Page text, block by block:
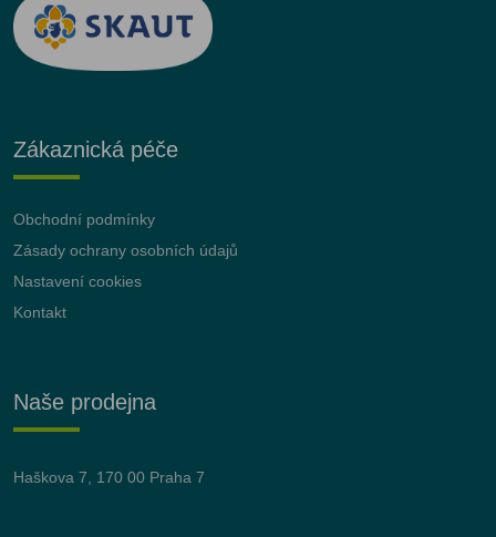
Zákaznická péče
Obchodní podmínky
Zásady ochrany osobních údajů
Nastavení cookies
Kontakt
Naše prodejna
Haškova 7, 170 00 Praha 7